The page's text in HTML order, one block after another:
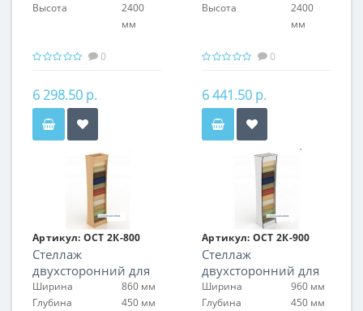
Высота
2400
мм
0
6 298.50 р.
Высота
2400
мм
0
6 441.50 р.
Артикул: ОСТ 2К-800
Стеллаж
двухсторонний для
обоев
Ширина
860 мм
Глубина
450 мм
Артикул: ОСТ 2К-900
Стеллаж
двухсторонний для
обоев
Ширина
960 мм
Глубина
450 мм